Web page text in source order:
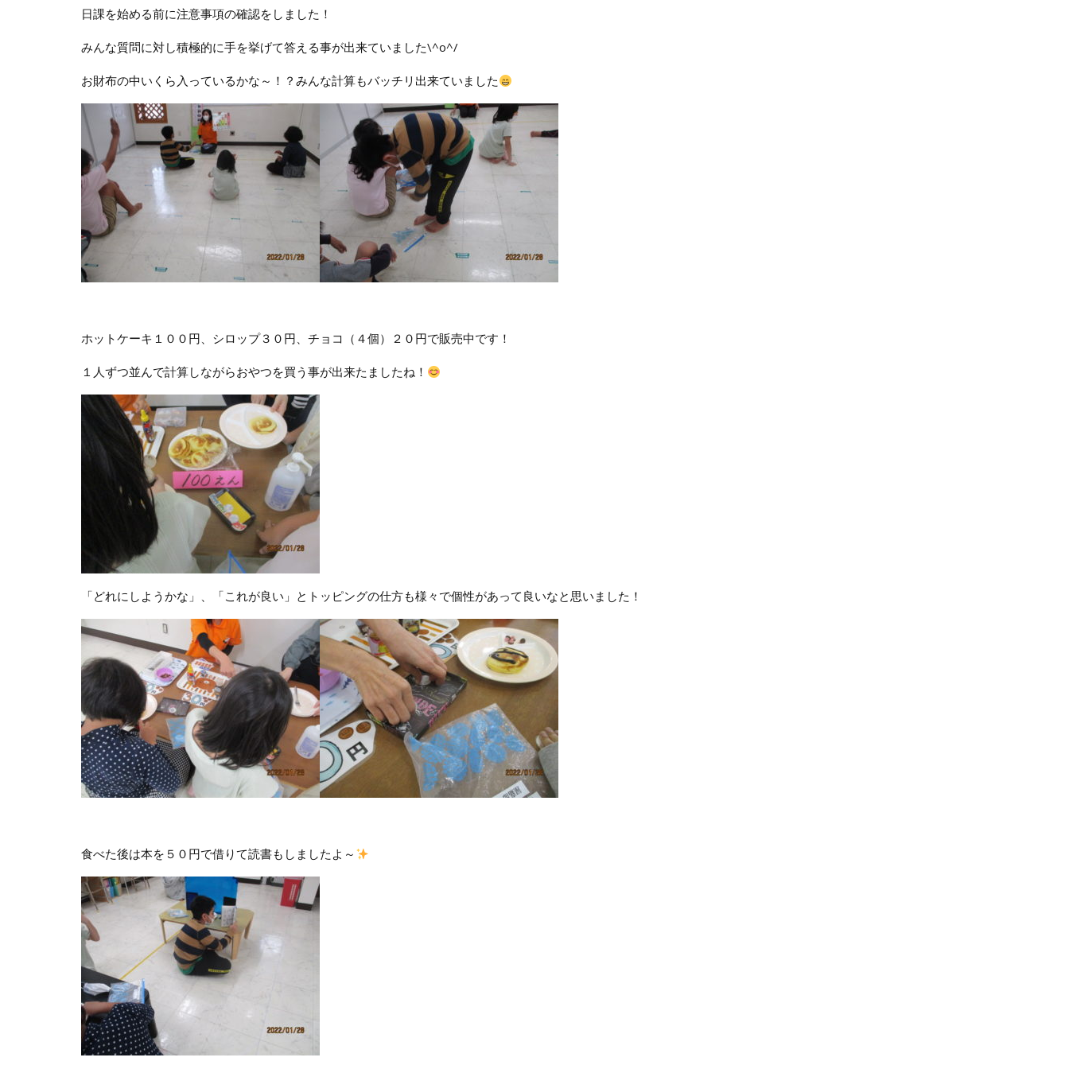
日課を始める前に注意事項の確認をしました！
みんな質問に対し積極的に手を挙げて答える事が出来ていました\^o^/
お財布の中いくら入っているかな～！？みんな計算もバッチリ出来ていました
ホットケーキ１００円、シロップ３０円、チョコ（４個）２０円で販売中です！
１人ずつ並んで計算しながらおやつを買う事が出来たましたね！
「どれにしようかな」、「これが良い」とトッピングの仕方も様々で個性があって良いなと思いました！
食べた後は本を５０円で借りて読書もしましたよ～